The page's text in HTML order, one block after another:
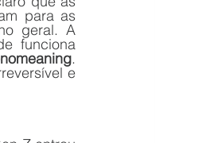
para as
geral. A
funciona
.
e